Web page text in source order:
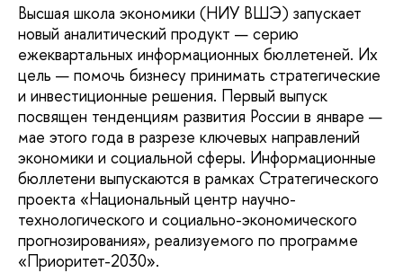
Высшая школа экономики (НИУ ВШЭ) запускает
новый аналитический продукт — серию
ежеквартальных информационных бюллетеней. Их
цель — помочь бизнесу принимать стратегические
и инвестиционные решения. Первый выпуск
посвящен тенденциям развития России в январе —
мае этого года в разрезе ключевых направлений
экономики и социальной сферы. Информационные
бюллетени выпускаются в рамках Стратегического
проекта «Национальный центр научно-
технологического и социально-экономического
прогнозирования», реализуемого по программе
«Приоритет-2030».